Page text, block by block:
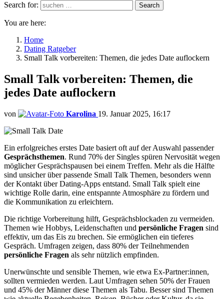
Search for:
Search
You are here:
Home
Dating Ratgeber
Small Talk vorbereiten: Themen, die jedes Date auflockern
Small Talk vorbereiten: Themen, die
jedes Date auflockern
von Karolina 19. Januar 2025, 16:17
Ein erfolgreiches erstes Date basiert oft auf der Auswahl passender
Gesprächsthemen. Rund 70% der Singles spüren Nervosität wegen
möglicher Gesprächspausen bei einem Treffen. Mehr als die Hälfte
sind unsicher über passende Small Talk Themen, besonders wenn
der Kontakt über Dating-Apps entstand. Small Talk spielt eine
wichtige Rolle darin, eine entspannte Atmosphäre zu fördern und
die Kommunikation zu erleichtern.
Die richtige Vorbereitung hilft, Gesprächsblockaden zu vermeiden.
Themen wie Hobbys, Leidenschaften und persönliche Fragen sind
effektiv, um das Eis zu brechen. Sie ermöglichen ein tieferes
Gespräch. Umfragen zeigen, dass 80% der Teilnehmenden
persönliche Fragen als sehr nützlich empfinden.
Unerwünschte und sensible Themen, wie etwa Ex-Partner:innen,
sollten vermieden werden. Laut Umfragen sehen 50% der Frauen
und 45% der Männer diese Themen als Tabu. Besser sind Themen